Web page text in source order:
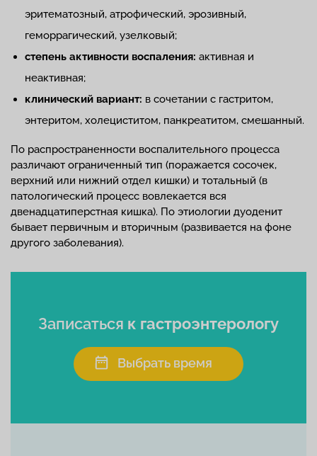
эритематозный, атрофический, эрозивный,
геморрагический, узелковый;
степень активности воспаления: активная и
неактивная;
клинический вариант: в сочетании с гастритом,
энтеритом, холециститом, панкреатитом, смешанный.
По распространенности воспалительного процесса
различают ограниченный тип (поражается сосочек,
верхний или нижний отдел кишки) и тотальный (в
патологический процесс вовлекается вся
двенадцатиперстная кишка). По этиологии дуоденит
бывает первичным и вторичным (развивается на фоне
другого заболевания).
Записаться к гастроэнтерологу
Выбрать время